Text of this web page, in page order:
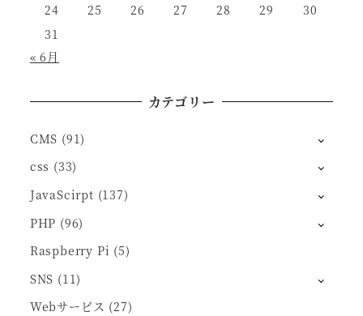
24
25 26 27 28 29
30
31
« 6月
カテゴリー
CMS (91)
css (33)
JavaScirpt (137)
PHP (96)
Raspberry Pi (5)
SNS (11)
Webサービス (27)